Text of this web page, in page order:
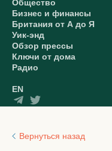
Общество
Бизнес и финансы
Британия от А до Я
Уик-энд
Обзор прессы
Ключи от дома
Радио
EN
Вернуться назад